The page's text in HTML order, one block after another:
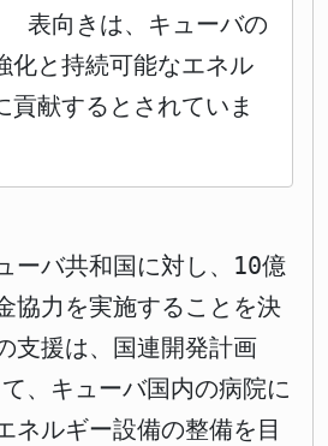
表向きは、キューバの
化と持続可能なエネル
貢献するとされていま
ーバ共和国に対し、10億
協力を実施することを決
支援は、国連開発計画
て、キューバ国内の病院に
ネルギー設備の整備を目